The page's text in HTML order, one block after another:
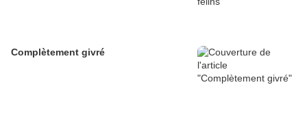
Complètement givré